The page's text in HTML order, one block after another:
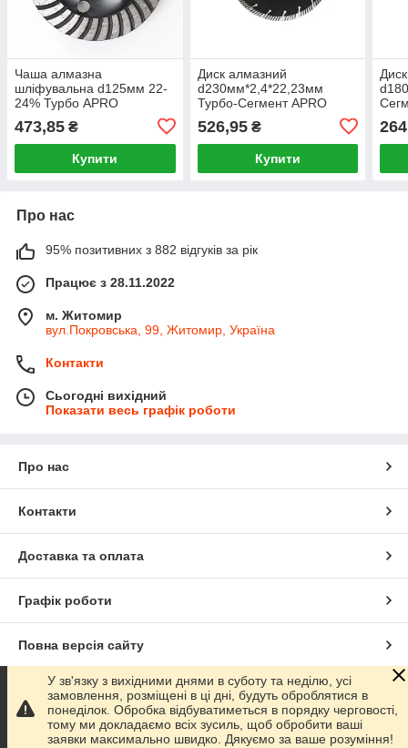
Чаша алмазна
шліфувальна d125мм 22-
24% Турбо APRO
473,85 ₴
Купити
Диск алмазний
d230мм*2,4*22,23мм
Турбо-Сегмент APRO
526,95₴
Купити
Про нас
95% позитивних з 882 відгуків за рік
Працює з 28.11.2022
м. Житомир
вул.Покровська, 99, Житомир, Україна
Контакти
Сьогодні вихідний
Показати весь графік роботи
Про нас
Контакти
Доставка та оплата
Графік роботи
Повна версія сайту
Сайт створено на маркетплейсі Prom.ua
Політика конфіденційності
У зв'язку з вихідними днями в суботу та неділю, усі
замовлення, розміщені в ці дні, будуть оброблятися в
понеділок. Обробка відбуватиметься в порядку черговості,
тому ми докладаємо всіх зусиль, щоб обробити ваші
заявки максимально швидко. Дякуємо за ваше розуміння!